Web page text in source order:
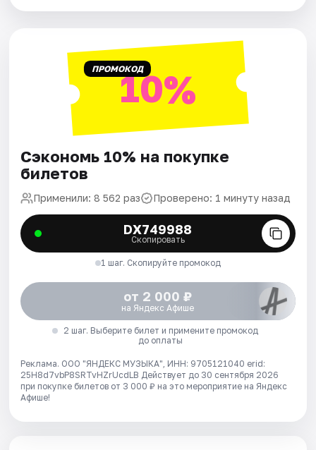
ПРОМОКОД10%
Сэкономь 10% на покупке
билетов
Применили: 8 562 раз Проверено: 1 минуту назад
DX749988
Скопировать
1 шаг. Скопируйте промокод
от 2 000 ₽
на Яндекс Афише
2 шаг. Выберите билет и примените промокод
до оплаты
Реклама. ООО "ЯНДЕКС МУЗЫКА", ИНН: 9705121040 erid:
25H8d7vbP8SRTvHZrUcdLB Действует до 30 сентября 2026
при покупке билетов от 3 000 ₽ на это мероприятие на Яндекс
Афише!